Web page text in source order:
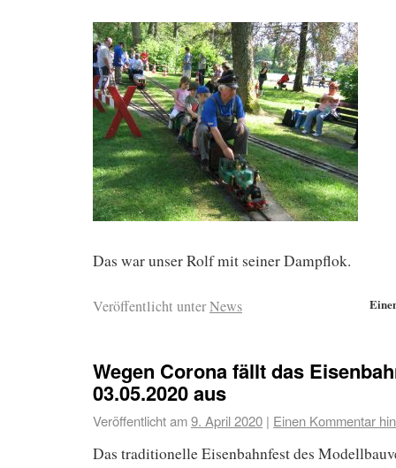
Das war unser Rolf mit seiner Dampflok.
Veröffentlicht unterNews
Wegen Corona fällt das
03.05.2020 aus
Veröffentlicht am9. April 2020 | Einen Kommentar
Das traditionelle Eisenbahnfest des